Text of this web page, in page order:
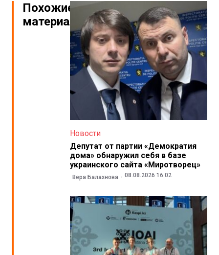
Похожие
материалы
Новости
Депутат от партии «Демократия
дома» обнаружил себя в базе
украинского сайта «Миротворец»
Вера Балахнова 08.08.2026 16:02